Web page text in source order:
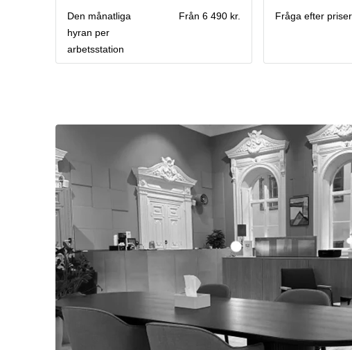
Den månatliga
hyran per
arbetsstation
Från 6 490 kr.
Fråga efter priser